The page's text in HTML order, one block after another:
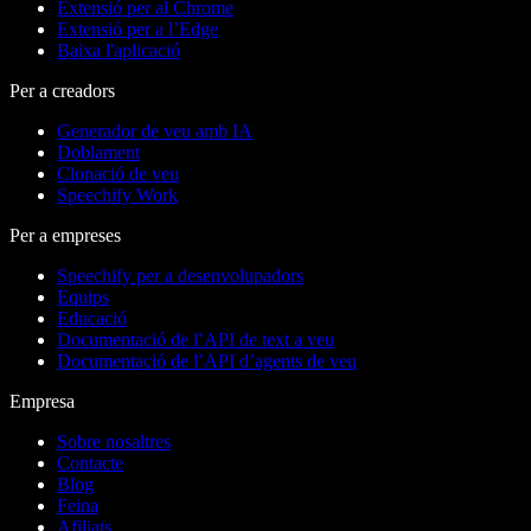
Extensió per al Chrome
Extensió per a l’Edge
Baixa l'aplicació
Per a creadors
Generador de veu amb IA
Doblament
Clonació de veu
Speechify Work
Per a empreses
Speechify per a desenvolupadors
Equips
Educació
Documentació de l’API de text a veu
Documentació de l’API d’agents de veu
Empresa
Sobre nosaltres
Contacte
Blog
Feina
Afiliats